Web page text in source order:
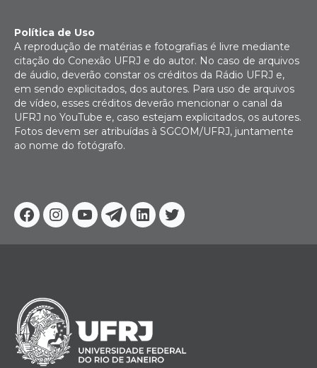
Facebook
Instagram
YoutubeTelegram
Linkedin
Twitter
Política de Uso
A reprodução de matérias e fotografias é livre mediante
citação do Conexão UFRJ e do autor. No caso de arquivos
de áudio, deverão constar os créditos da Rádio UFRJ e,
em sendo explicitados, dos autores. Para uso de arquivos
de vídeo, esses créditos deverão mencionar o canal da
UFRJ no YouTube e, caso estejam explicitados, os autores.
Fotos devem ser atribuídas à SGCOM/UFRJ, juntamente
ao nome do fotógrafo.